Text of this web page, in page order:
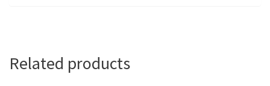
Related products